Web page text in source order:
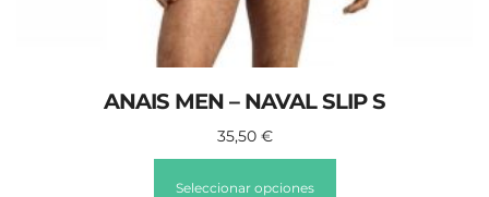
ANAIS MEN – NAVAL SLIP S
35,50 €
Seleccionar opciones